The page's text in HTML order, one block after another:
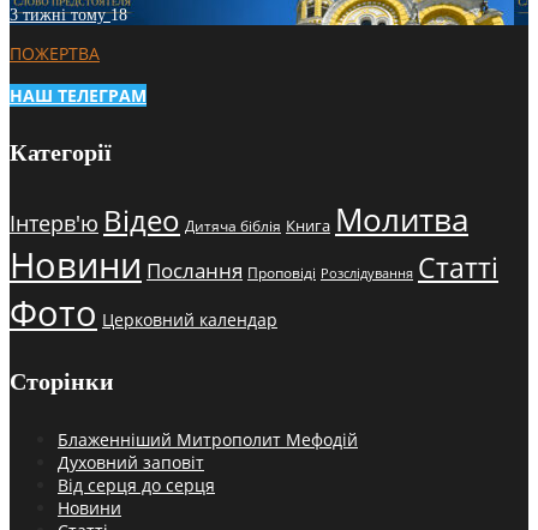
3 тижні тому18
ПОЖЕРТВА
НАШ ТЕЛЕГРАМ
Категорії
Інтерв'ю Відео Дитяча біблія Книга Молитва
Новини Послання Проповіді Розслідування Статті
Фото Церковний календар
Сторінки
Блаженніший Митрополит Мефодій
Духовний заповіт
Від серця до серця
Новини